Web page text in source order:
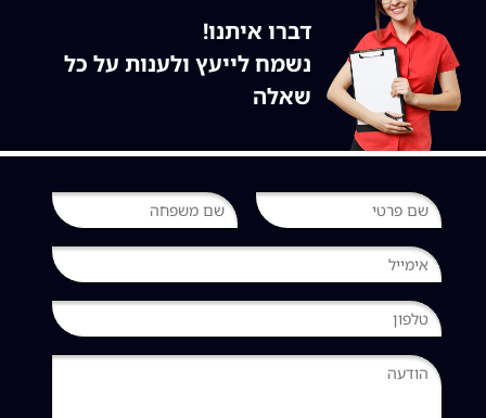
דברו איתנו!
נשמח לייעץ ולענות על כל
שאלה